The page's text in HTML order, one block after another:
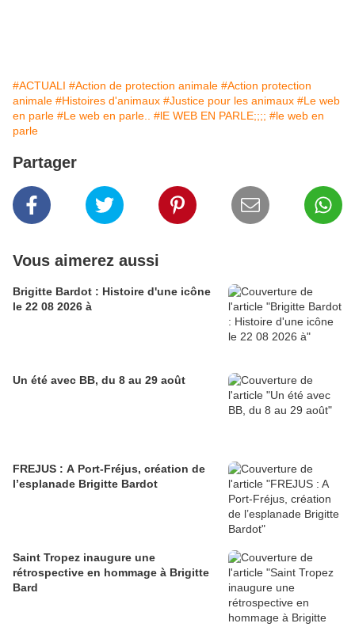
#ACTUALI #Action de protection animale #Action protection
animale #Histoires d'animaux #Justice pour les animaux #Le web
en parle #Le web en parle.. #lE WEB EN PARLE;;;; #le web en
parle
Partager
Vous aimerez aussi
Brigitte Bardot : Histoire d'une icône
le 22 08 2026 à
Un été avec BB, du 8 au 29 août
FREJUS : A Port-Fréjus, création de
l’esplanade Brigitte Bardot
Saint Tropez inaugure une
rétrospective en hommage à Brigitte
Bard